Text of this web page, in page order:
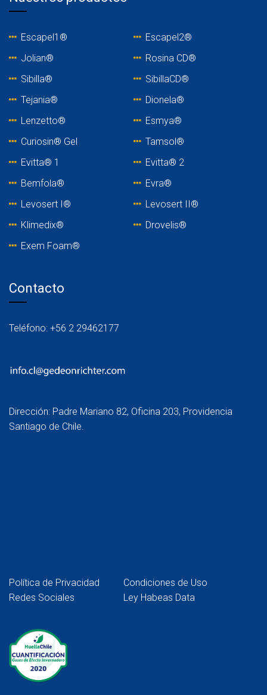
Escapel1®
Escapel2®
Jolian®
Rosina CD®
Sibilla®
SibillaCD®
Tejania®
Dionela®
Lenzetto®
Esmya®
Curiosin® Gel
Tamsol®
Evitta® 1
Evitta® 2
Bemfola®
Evra®
Levosert I®
Levosert II®
Klimedix®
Drovelis®
Exem Foam®
Contacto
Teléfono: +56 2 29462177
Dirección: Padre Mariano 82, Oficina 203, Providencia
Santiago de Chile.
Política de Privacidad
Condiciones de Uso
Redes Sociales
Ley Habeas Data